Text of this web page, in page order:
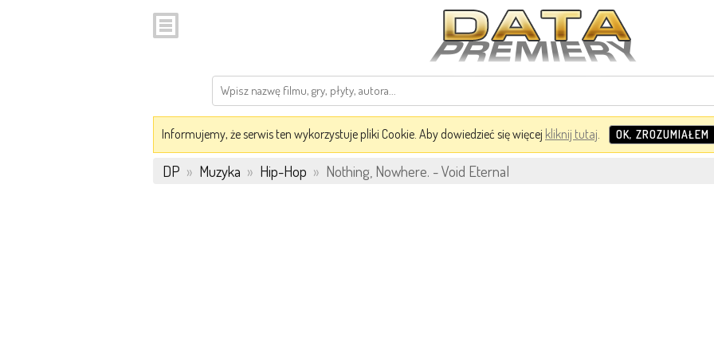
Informujemy, że serwis ten wykorzystuje pliki Cookie. Aby dowiedzieć się więcej kliknij tutaj. OK, ZROZUMIAŁEM
DP » Muzyka » Hip-Hop » Nothing, Nowhere. - Void Eternal